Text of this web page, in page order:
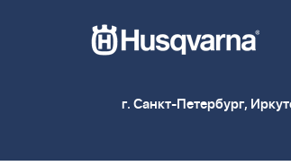
г. Санкт-Петербург,